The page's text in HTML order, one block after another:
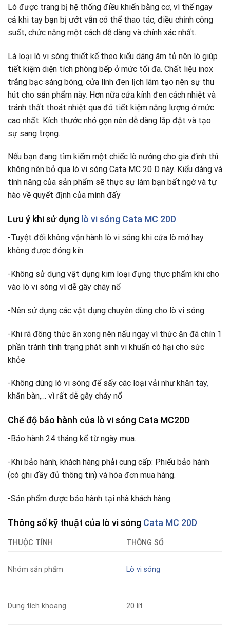
Lò được trang bị hệ thống điều khiển bằng cơ, vì thế ngay
cả khi tay bạn bị ướt vẫn có thể thao tác, điều chỉnh công
suất, chức năng một cách dễ dàng và chính xác nhất.
Là loại lò vi sóng thiết kế theo kiểu dáng âm tủ nên lò giúp
tiết kiệm diện tích phòng bếp ở mức tối đa. Chất liệu inox
trắng bạc sáng bóng, cửa lính đen lịch lãm tạo nên sự thu
hút cho sản phẩm này. Hơn nữa cửa kính đen cách nhiệt và
tránh thất thoát nhiệt qua đó tiết kiệm năng lượng ở mức
cao nhất. Kích thước nhỏ gọn nên dễ dàng lắp đặt và tạo
sự sang trọng.
Nếu bạn đang tìm kiếm một chiếc lò nướng cho gia đình thì
không nên bỏ qua lò vi sóng Cata MC 20 D này. Kiểu dáng và
tính năng của sản phẩm sẽ thực sự làm bạn bất ngờ và tự
hào về quyết định của mình đấy
Lưu ý khi sử dụng lò vi sóng Cata MC 20D
-Tuyệt đối không vận hành lò vi sóng khi cửa lò mở hay
không được đóng kín
-Không sử dụng vật dụng kim loại đựng thực phẩm khi cho
vào lò vi sóng vì dễ gây cháy nổ
-Nên sử dụng các vật dụng chuyên dùng cho lò vi sóng
-Khi rã đông thức ăn xong nên nấu ngay vì thức ăn đã chín 1
phần tránh tình trạng phát sinh vi khuẩn có hại cho sức
khỏe
-Không dùng lò vi sóng để sấy các loại vải như khăn tay,
khăn bàn,… vì rất dễ gây cháy nổ
Chế độ bảo hành của lò vi sóng Cata MC20D
-Bảo hành 24 tháng kể từ ngày mua.
-Khi bảo hành, khách hàng phải cung cấp: Phiếu bảo hành
(có ghi đầy đủ thông tin) và hóa đơn mua hàng.
-Sản phẩm được bảo hành tại nhà khách hàng.
Thông số kỹ thuật của lò vi sóng Cata MC 20D
THUỘC TÍNH THÔNG SỐ
Nhóm sản phẩm Lò vi sóng
Dung tích khoang 20 lít